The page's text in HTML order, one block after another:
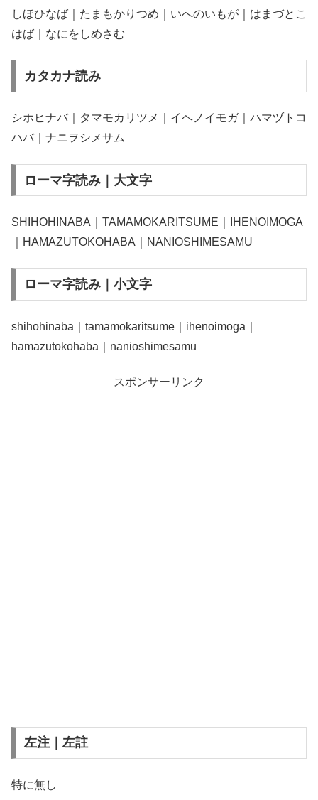
しほひなば｜たまもかりつめ｜いへのいもが｜はまづとこ
はば｜なにをしめさむ
カタカナ読み
シホヒナバ｜タマモカリツメ｜イヘノイモガ｜ハマヅトコ
ハバ｜ナニヲシメサム
ローマ字読み｜大文字
SHIHOHINABA｜TAMAMOKARITSUME｜IHENOIMOGA
｜HAMAZUTOKOHABA｜NANIOSHIMESAMU
ローマ字読み｜小文字
shihohinaba｜tamamokaritsume｜ihenoimoga｜
hamazutokohaba｜nanioshimesamu
スポンサーリンク
左注｜左註
特に無し